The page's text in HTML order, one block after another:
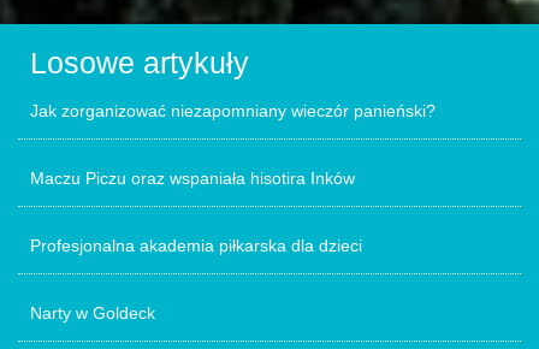
Losowe artykuły
Jak zorganizować niezapomniany wieczór panieński?
Maczu Piczu oraz wspaniała hisotira Inków
Profesjonalna akademia piłkarska dla dzieci
Narty w Goldeck